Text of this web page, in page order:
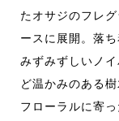
たオサジのフレ
ースに展開。落
みずみずしいノ
ど温かみのある
フローラルに寄っ